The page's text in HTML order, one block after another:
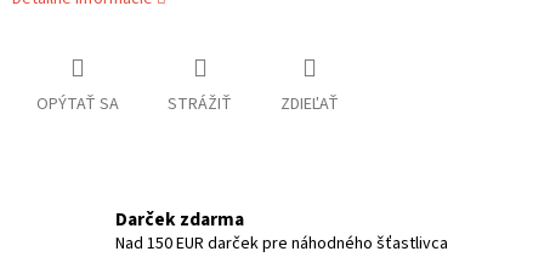
OPÝTAŤ SA STRÁŽIŤ ZDIEĽAŤ
Darček zdarma
Nad 150 EUR darček pre náhodného šťastlivca